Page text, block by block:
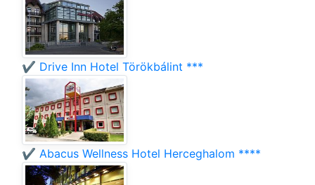
✔️ Drive Inn Hotel Törökbálint ***
✔️ Abacus Wellness Hotel Herceghalom ****